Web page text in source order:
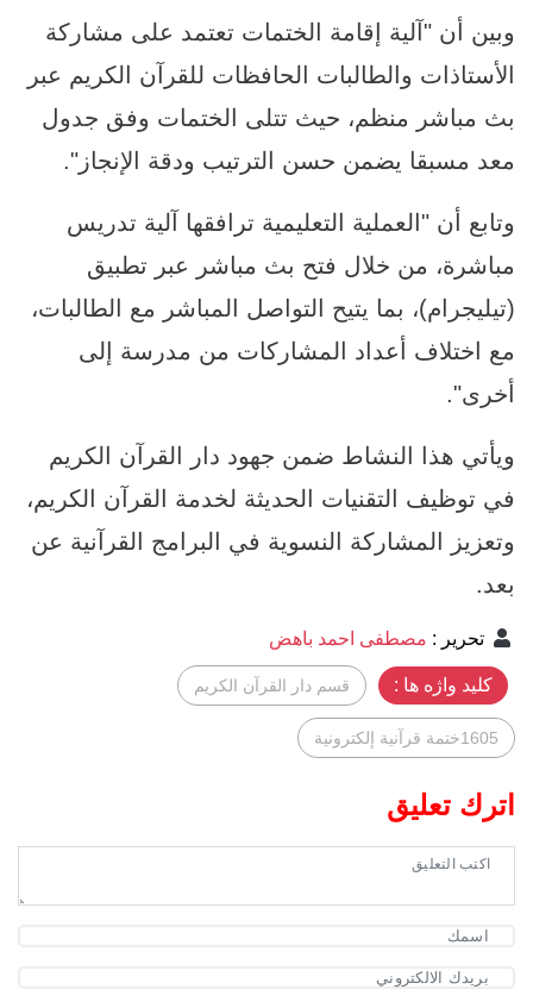
وبين أن "آلية إقامة الختمات تعتمد على مشاركة
الأستاذات والطالبات الحافظات للقرآن الكريم عبر
بث مباشر منظم، حيث تتلى الختمات وفق جدول
معد مسبقا يضمن حسن الترتيب ودقة الإنجاز".
وتابع أن "العملية التعليمية ترافقها آلية تدريس
مباشرة، من خلال فتح بث مباشر عبر تطبيق
(تيليجرام)، بما يتيح التواصل المباشر مع الطالبات،
مع اختلاف أعداد المشاركات من مدرسة إلى
أخرى".
ويأتي هذا النشاط ضمن جهود دار القرآن الكريم
في توظيف التقنيات الحديثة لخدمة القرآن الكريم،
وتعزيز المشاركة النسوية في البرامج القرآنية عن
بعد.
تحرير : مصطفى احمد باهض
کلید واژه ها : قسم دار القرآن الكريم
1605ختمة قرآنية إلكترونية
اترك تعليق